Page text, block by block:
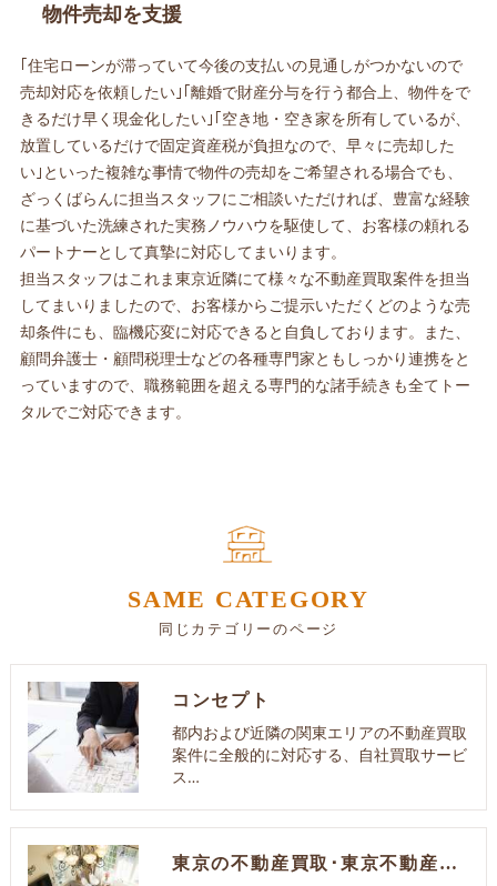
物件売却を支援
｢住宅ローンが滞っていて今後の支払いの見通しがつかないので
売却対応を依頼したい｣｢離婚で財産分与を行う都合上、物件をで
きるだけ早く現金化したい｣｢空き地・空き家を所有しているが、
放置しているだけで固定資産税が負担なので、早々に売却した
い｣といった複雑な事情で物件の売却をご希望される場合でも、
ざっくばらんに担当スタッフにご相談いただければ、豊富な経験
に基づいた洗練された実務ノウハウを駆使して、お客様の頼れる
パートナーとして真摯に対応してまいります。
担当スタッフはこれま東京近隣にて様々な不動産買取案件を担当
してまいりましたので、お客様からご提示いただくどのような売
却条件にも、臨機応変に対応できると自負しております。また、
顧問弁護士・顧問税理士などの各種専門家ともしっかり連携をと
っていますので、職務範囲を超える専門的な諸手続きも全てトー
タルでご対応できます。
同じカテゴリーのページ
SAME CATEGORY
コンセプト
都内および近隣の関東エリアの不動産買取
案件に全般的に対応する、自社買取サービ
ス…
東京の不動産買取･東京不動産買取センターの評判